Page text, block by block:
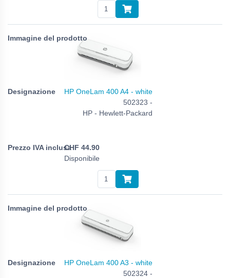
HP OneLam 400 A4 - white
502323 -
HP - Hewlett-Packard
CHF 44.90
Disponibile
HP OneLam 400 A3 - white
502324 -